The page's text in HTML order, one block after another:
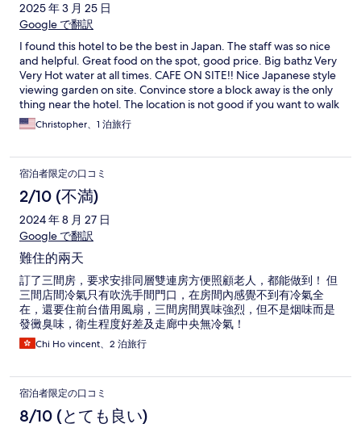
2025 年 3 月 25 日
Google で翻訳
I found this hotel to be the best in Japan. The staff was so nice
and helpful. Great food on the spot, good price. Big bathz Very
Very Hot water at all times. CAFE ON SITE!! Nice Japanese style
viewing garden on site. Convince store a block away is the only
thing near the hotel. The location is not good if you want to walk
around and see sights, but taxi service cost us less than 1000
yen so $6.64 USD! I your going to be in Nagoya, this is a great
Christopher、1 泊旅行
宿泊者限定の口コミ
2/10 (不満)
2024 年 8 月 27 日
Google で翻訳
難住的兩天
訂了三間房，要求安排同層雙連房方便照顧老人，都能做到！ 但
三間店間冷氣只有吹洗手間門口，在房間內感覺不到有冷氣全
在，還要住前台借用風扇，三間房間異味強烈，但不是烟味而是
發黴臭味，衛生程度好差及走廊中央無冷氣！
Chi Ho vincent、2 泊旅行
宿泊者限定の口コミ
8/10 (とても良い)